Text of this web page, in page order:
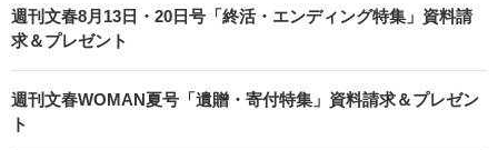
週刊文春8月13日・20日号「終活・エンディング特集」資料請
求＆プレゼント
週刊文春WOMAN夏号「遺贈・寄付特集」資料請求＆プレゼン
ト